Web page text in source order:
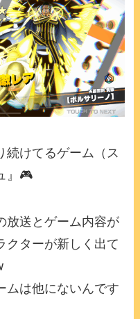
続けてるゲーム（ス
』🎮
放送とゲーム内容が
クターが新しく出て
ムは他にないんです